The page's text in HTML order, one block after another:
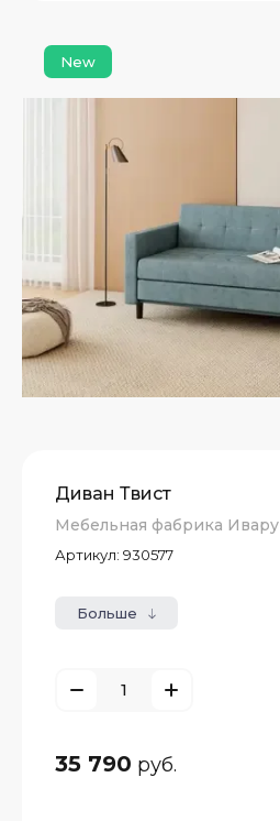
New
Диван Твист
Мебельная фабрика Ивару
Артикул: 930577
Больше
35 790 руб.